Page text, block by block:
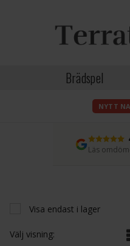
Brädspel
NYTT
Läs
Visa endast i lager
Välj visning: